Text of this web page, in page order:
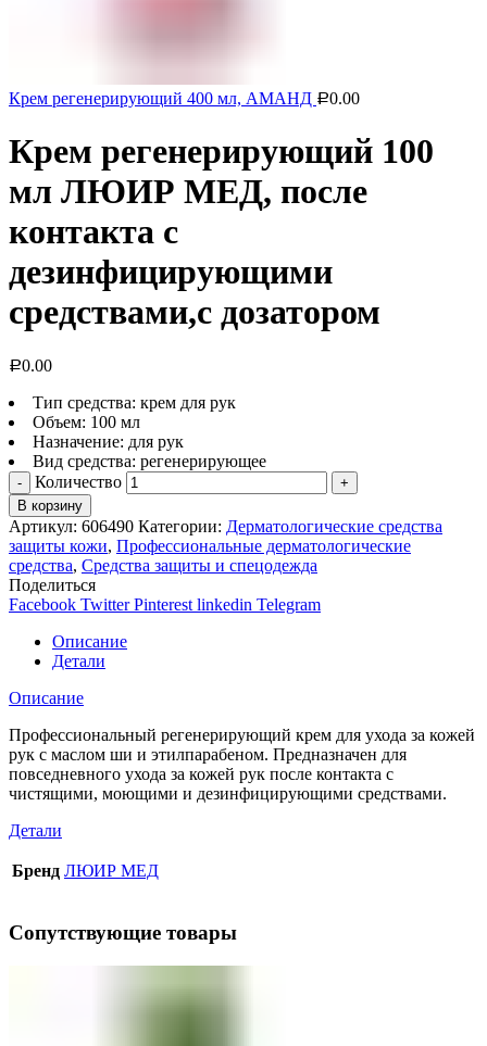
Крем регенерирующий 400 мл, АМАНД Р0.00
Крем регенерирующий 100
мл ЛЮИР МЕД, после
контакта с
дезинфицирующими
средствами,с дозатором
Р0.00
Тип средства: крем для рук
Объем: 100 мл
Назначение: для рук
Вид средства: регенерирующее
Количество
В корзину
Артикул: 606490 Категории: Дерматологические средства
защиты кожи, Профессиональные дерматологические
средства, Средства защиты и спецодежда
Поделиться
Facebook Twitter Pinterest linkedin Telegram
Описание
Детали
Описание
Профессиональный регенерирующий крем для ухода за кожей
рук с маслом ши и этилпарабеном. Предназначен для
повседневного ухода за кожей рук после контакта с
чистящими, моющими и дезинфицирующими средствами.
Детали
Бренд ЛЮИР МЕД
Сопутствующие товары